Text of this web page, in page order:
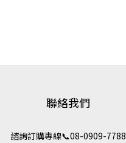
聯絡我們
諮詢訂購專線📞08-0909-7788